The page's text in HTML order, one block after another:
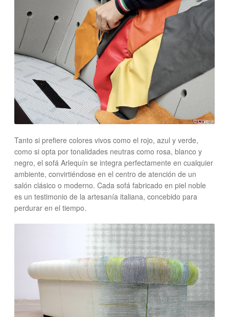
Tanto si prefiere colores vivos como el rojo, azul y verde,
como si opta por tonalidades neutras como rosa, blanco y
negro, el sofá Arlequín se integra perfectamente en cualquier
ambiente, convirtiéndose en el centro de atención de un
salón clásico o moderno. Cada sofá fabricado en piel noble
es un testimonio de la artesanía italiana, concebido para
perdurar en el tiempo.